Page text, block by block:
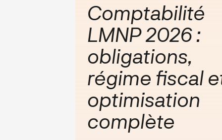
Comptabilité
LMNP 2026 :
obligations,
régime fiscal
optimisation
complète